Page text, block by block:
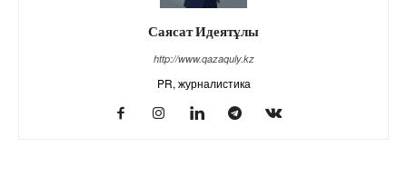
Саясат Идеятұлы
http://www.qazaquly.kz
PR, журналистика